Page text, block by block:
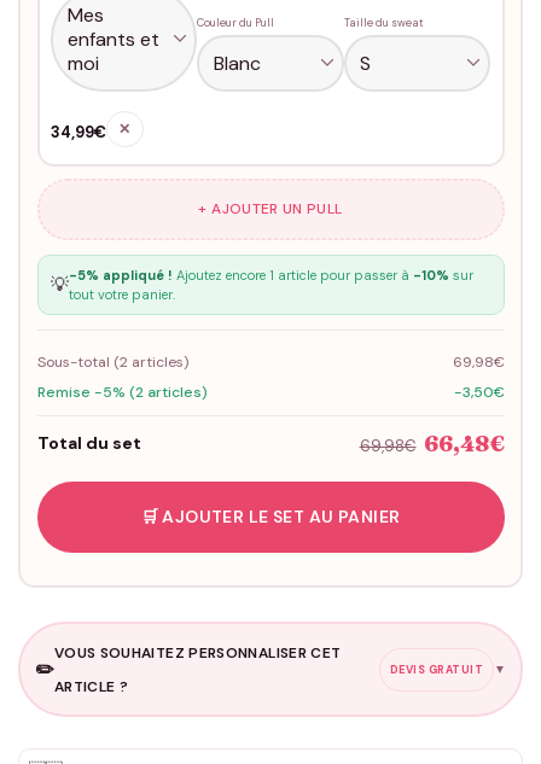
Couleur du Pull Taille du sweat
34,99€ ✕
+ AJOUTER UN PULL
💡-5% appliqué ! Ajoutez encore 1 article pour passer à -10% sur
tout votre panier.
Sous-total (2articles)
69,98€
Remise -5% (2 articles)
-3,50€
Total du set 69,98€ 66,48€
🛒 AJOUTER LE SET AU PANIER
✏️
VOUS SOUHAITEZ PERSONNALISER CET
ARTICLE ?
DEVIS GRATUIT ▼